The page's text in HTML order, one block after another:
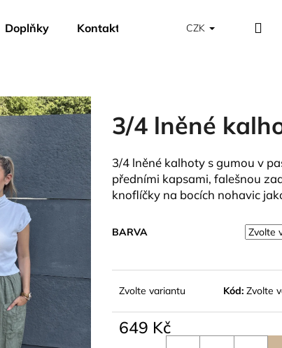
Doplňky Kontakty Obchodní podmínky
CZK
3/4 lněné
3/4 lněné kalhoty s gumou v
předními kapsami, falešnou
knoflíčky na bocích nohavic
BARVA
Zvolte variantu Kód: Zvolte
649 Kč
HLEDAT